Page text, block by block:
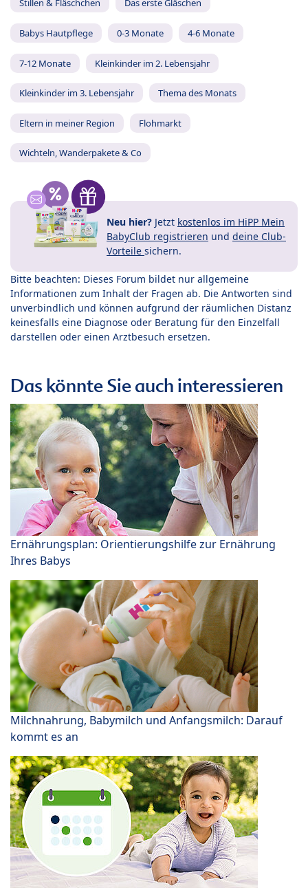
Stillen & Fläschchen Das erste Gläschen
Babys Hautpflege 0-3 Monate 4-6 Monate
7-12 Monate Kleinkinder im 2. Lebensjahr
Kleinkinder im 3. Lebensjahr Thema des Monats
Eltern in meiner Region Flohmarkt
Wichteln, Wanderpakete & Co
Neu hier? Jetzt kostenlos im HiPP Mein
BabyClub registrieren und deine Club-
Vorteile sichern.
Bitte beachten: Dieses Forum bildet nur allgemeine
Informationen zum Inhalt der Fragen ab. Die Antworten sind
unverbindlich und können aufgrund der räumlichen Distanz
keinesfalls eine Diagnose oder Beratung für den Einzelfall
darstellen oder einen Arztbesuch ersetzen.
Das könnte Sie auch interessieren
Ernährungsplan: Orientierungshilfe zur Ernährung
Ihres Babys
Milchnahrung, Babymilch und Anfangsmilch: Darauf
kommt es an